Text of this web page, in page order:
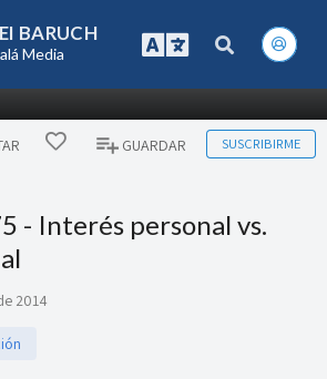
BARUCH
Media
GUARDAR SUSCRIBIRME
- Interés personal vs.
2014